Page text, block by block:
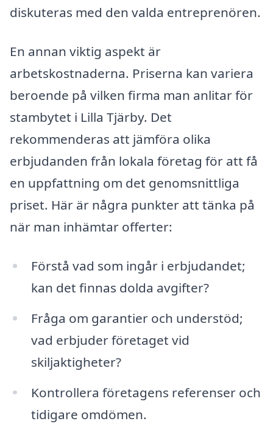
diskuteras med den valda entreprenören.
En annan viktig aspekt är
arbetskostnaderna. Priserna kan variera
beroende på vilken firma man anlitar för
stambytet i Lilla Tjärby. Det
rekommenderas att jämföra olika
erbjudanden från lokala företag för att få
en uppfattning om det genomsnittliga
priset. Här är några punkter att tänka på
när man inhämtar offerter:
Förstå vad som ingår i erbjudandet;
kan det finnas dolda avgifter?
Fråga om garantier och understöd;
vad erbjuder företaget vid
skiljaktigheter?
Kontrollera företagens referenser och
tidigare omdömen.